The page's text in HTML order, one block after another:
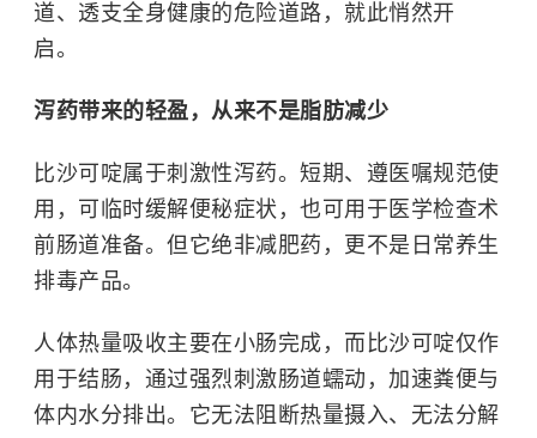
道、透支全身健康的危险道路，就此悄然开
启。
泻药带来的轻盈，从来不是脂肪减少
比沙可啶属于刺激性泻药。短期、遵医嘱规范使
用，可临时缓解便秘症状，也可用于医学检查术
前肠道准备。但它绝非减肥药，更不是日常养生
排毒产品。
人体热量吸收主要在小肠完成，而比沙可啶仅作
用于结肠，通过强烈刺激肠道蠕动，加速粪便与
体内水分排出。它无法阻断热量摄入、无法分解